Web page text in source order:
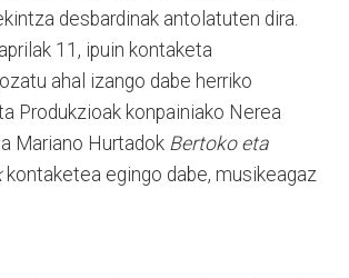
desbardinak antolatuten dira.
11, ipuin kontaketa
ahal izango dabe herriko
Produkzioak konpainiako Nerea
Mariano Hurtadok Bertoko eta
kontaketea egingo dabe, musikeagaz